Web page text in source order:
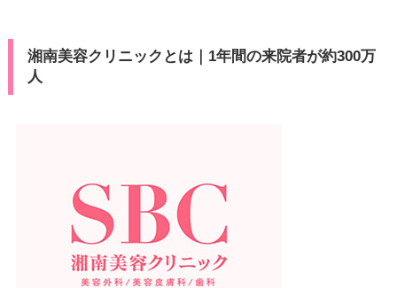
湘南美容クリニックとは｜1年間の来院者が約300万
人